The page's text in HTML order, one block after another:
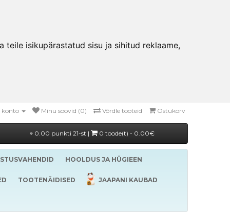
teile isikupärastatud sisu ja sihitud reklaame,
konto Minu soovid (0) Võrdle tooteid Ostukorv
0.00 punkti 21-st | 0 toode(t) - 0.00€
HOOLDUS JA HÜGIEEN
TOOTENÄIDISED JAAPANI KAUBAD